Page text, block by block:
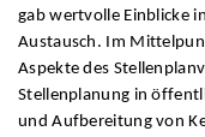
gab wertvolle Einblicke
Austausch. Im
Aspekte des
Stellenplanung in
und Aufbereitung von